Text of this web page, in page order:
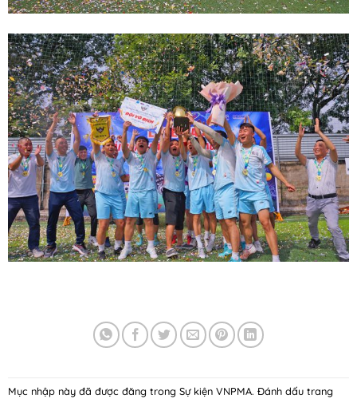
Mục nhập này đã được đăng trong Sự kiện VNPMA. Đánh dấu trang